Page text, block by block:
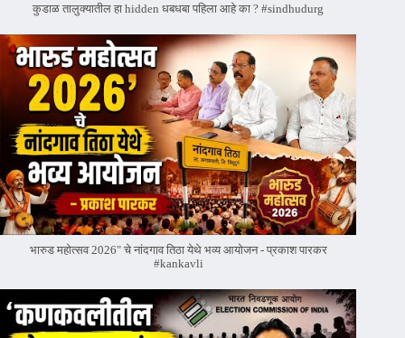
कुडाळ तालुक्यातील हा hidden धबधबा पहिला आहे का ? #sindhudurg
भारुड महोत्सव 2026" चे नांदगाव तिठा येथे भव्य आयोजन - प्रकाश पारकर
#kankavli